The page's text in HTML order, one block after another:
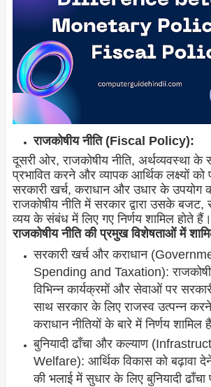
राजकोषीय नीति (Fiscal Policy):
दूसरी ओर, राजकोषीय नीति, अर्थव्यवस्था के
प्रभावित करने और व्यापक आर्थिक लक्ष्यों को
सरकारी खर्च, कराधान और उधार के उपयोग
राजकोषीय नीति में सरकार द्वारा उसके
व्यय के संबंध में लिए गए निर्णय शामिल होते हैं।
राजकोषीय नीति की प्रमुख विशेषताओं में
सरकारी खर्च और कराधान
Spending and Taxation):
विभिन्न कार्यक्रमों और सेवाओं पर
साथ सरकार के लिए राजस्व उत्पन्न
कराधान नीतियों के बारे में निर्णय शामिल
बुनियादी ढाँचा और कल्याण
Welfare): आर्थिक विकास को बढ़ावा
की भलाई में सुधार के लिए बुनियादी ढाँचा